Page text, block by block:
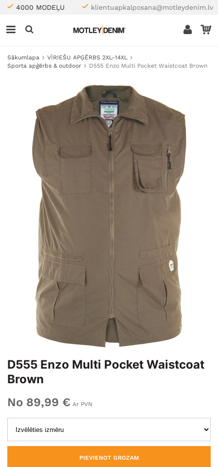
4000 MODEĻU klientuapkalposana@motleydenim.lv
Sākumlapa
VĪRIEŠU APĢĒRBS 2XL-14XL
Sporta apģērbs & outdoor
D555 Enzo Multi Pocket Waistcoat Brown
D555 Enzo Multi Pocket Waistcoat
Brown
No 89,99 € Ar PVN
PIEVIENOT GROZAM